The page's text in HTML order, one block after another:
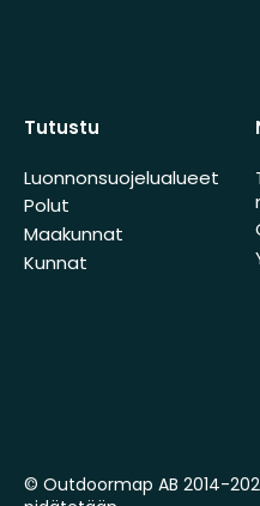
Tutustu
Luonnonsuojelualueet
Polut
Maakunnat
Kunnat
© Outdoormap AB 2014-